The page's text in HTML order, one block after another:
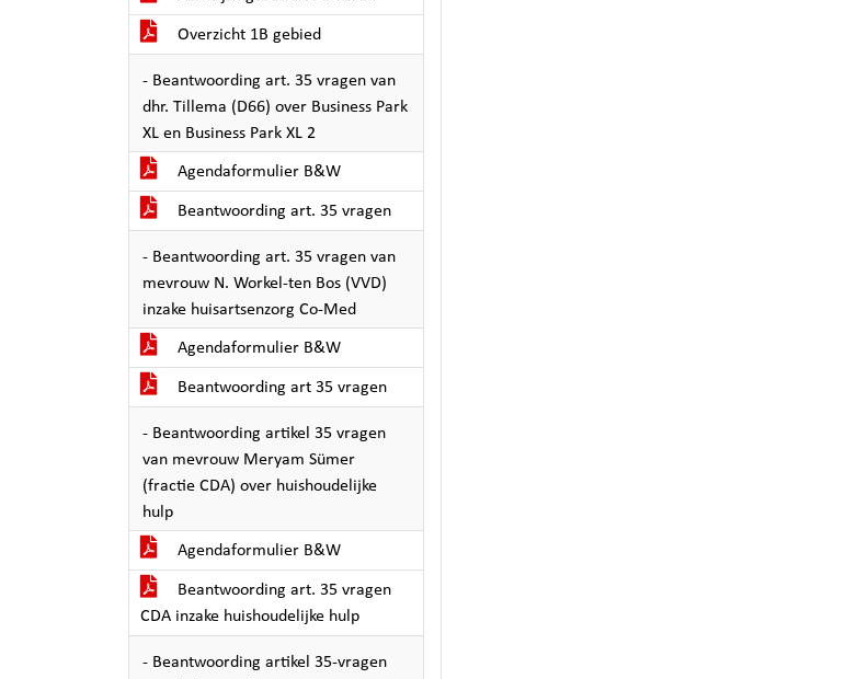
Overzicht 1B gebied
- Beantwoording art. 35 vragen van
dhr. Tillema (D66) over Business Park
XL en Business Park XL 2
Agendaformulier B&W
Beantwoording art. 35 vragen
- Beantwoording art. 35 vragen van
mevrouw N. Workel-ten Bos (VVD)
inzake huisartsenzorg Co-Med
Agendaformulier B&W
Beantwoording art 35 vragen
- Beantwoording artikel 35 vragen
van mevrouw Meryam Sümer
(fractie CDA) over huishoudelijke
hulp
Agendaformulier B&W
Beantwoording art. 35 vragen
CDA inzake huishoudelijke hulp
- Beantwoording artikel 35-vragen